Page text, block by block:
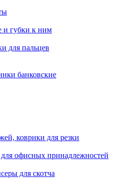
и губки к ним
для пальцев
банковские
коврики для резки
офисных принадлежностей
для скотча